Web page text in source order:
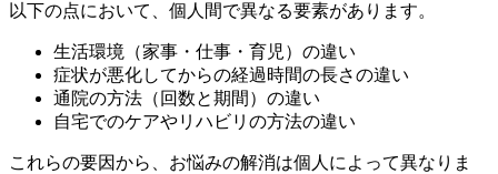
以下の点において、個人間で異なる要素があります。
生活環境（家事・仕事・育児）の違い
症状が悪化してからの経過時間の長さの違い
通院の方法（回数と期間）の違い
自宅でのケアやリハビリの方法の違い
これらの要因から、お悩みの解消は個人によって異なりま